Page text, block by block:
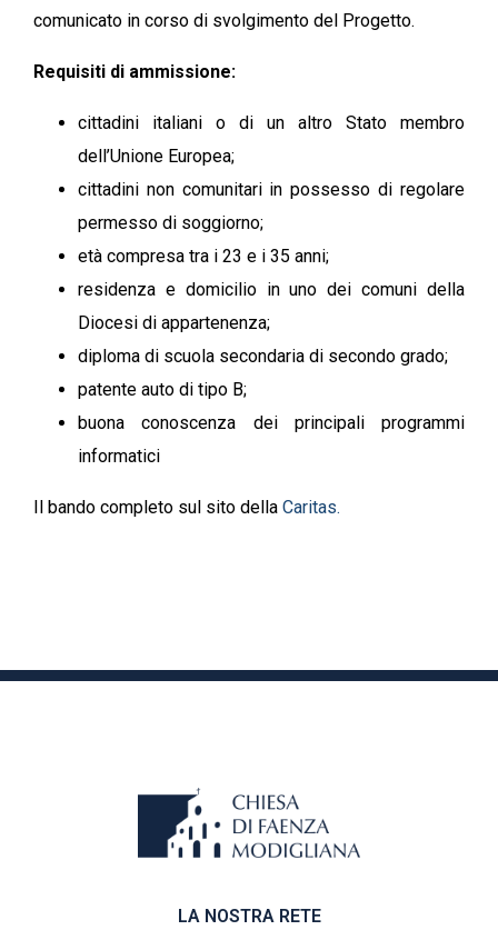
comunicato in corso di svolgimento del Progetto.
Requisiti di ammissione:
cittadini italiani o di un altro Stato membro
dell’Unione Europea;
cittadini non comunitari in possesso di regolare
permesso di soggiorno;
età compresa tra i 23 e i 35 anni;
residenza e domicilio in uno dei comuni della
Diocesi di appartenenza;
diploma di scuola secondaria di secondo grado;
patente auto di tipo B;
buona conoscenza dei principali programmi
informatici
Il bando completo sul sito della Caritas.
LA NOSTRA RETE